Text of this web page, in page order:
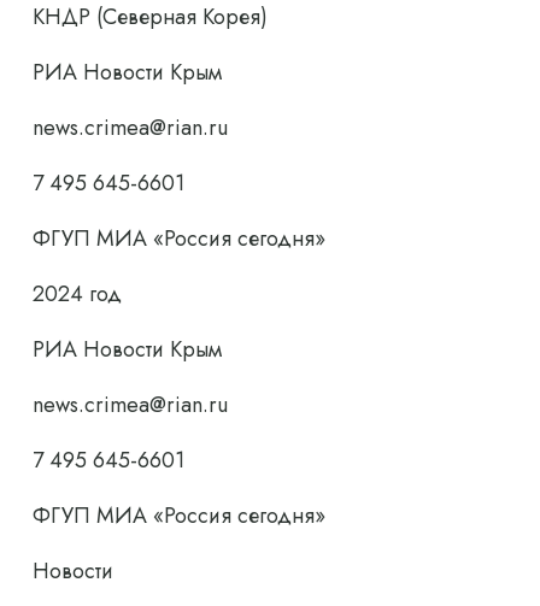
КНДР (Северная Корея)
РИА Новости Крым
news.crimea@rian.ru
7 495 645-6601
ФГУП МИА «Россия сегодня»
2024 год
РИА Новости Крым
news.crimea@rian.ru
7 495 645-6601
ФГУП МИА «Россия сегодня»
Новости